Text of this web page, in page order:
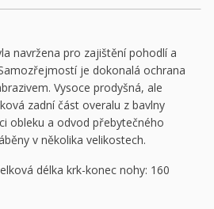
navržena pro zajištění pohodlí a
je dokonalá ochrana
Vysoce prodyšná, ale
zadní část overalu z bavlny
obleku a odvod přebytečného
v několika velikostech.
délka krk-konec nohy: 160